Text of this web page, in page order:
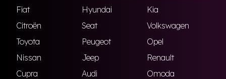
Fiat Hyundai
Kia
Citroën
Seat
Volkswagen
Toyota
Peugeot
Opel
Nissan
Jeep
Renault
Cupra
Audi
Omoda